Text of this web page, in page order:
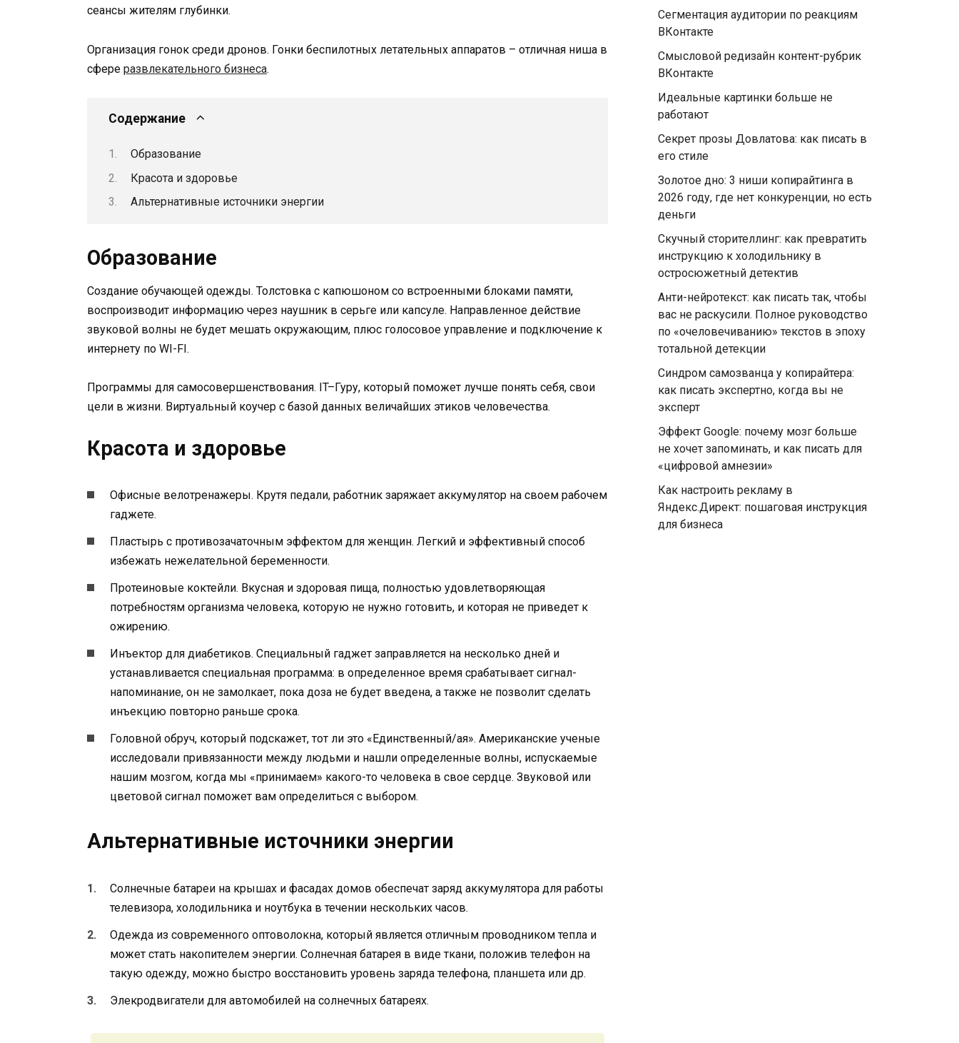
сеансы жителям глубинки.
Организация гонок среди дронов. Гонки беспилотных летательных аппаратов – отличная ниша в
сфере развлекательного бизнеса.
Содержание
Образование
Красота и здоровье
Альтернативные источники энергии
Образование
Создание обучающей одежды. Толстовка с капюшоном со встроенными блоками памяти,
воспроизводит информацию через наушник в серьге или капсуле. Направленное действие
звуковой волны не будет мешать окружающим, плюс голосовое управление и подключение к
интернету по WI-FI.
Программы для самосовершенствования. IT–Гуру, который поможет лучше понять себя, свои
цели в жизни. Виртуальный коучер с базой данных величайших этиков человечества.
Красота и здоровье
Офисные велотренажеры. Крутя педали, работник заряжает аккумулятор на своем рабочем
гаджете.
Пластырь с противозачаточным эффектом для женщин. Легкий и эффективный способ
избежать нежелательной беременности.
Протеиновые коктейли. Вкусная и здоровая пища, полностью удовлетворяющая
потребностям организма человека, которую не нужно готовить, и которая не приведет к
ожирению.
Инъектор для диабетиков. Специальный гаджет заправляется на несколько дней и
устанавливается специальная программа: в определенное время срабатывает сигнал-
напоминание, он не замолкает, пока доза не будет введена, а также не позволит сделать
инъекцию повторно раньше срока.
Головной обруч, который подскажет, тот ли это «Единственный/ая». Американские ученые
исследовали привязанности между людьми и нашли определенные волны, испускаемые
нашим мозгом, когда мы «принимаем» какого-то человека в свое сердце. Звуковой или
цветовой сигнал поможет вам определиться с выбором.
Альтернативные источники энергии
Солнечные батареи на крышах и фасадах домов обеспечат заряд аккумулятора для работы
телевизора, холодильника и ноутбука в течении нескольких часов.
Одежда из современного оптоволокна, который является отличным проводником тепла и
может стать накопителем энергии. Солнечная батарея в виде ткани, положив телефон на
такую одежду, можно быстро восстановить уровень заряда телефона, планшета или др.
Элекродвигатели для автомобилей на солнечных батареях.
Сегментация аудитории по реакциям
ВКонтакте
Смысловой редизайн контент-рубрик
ВКонтакте
Идеальные картинки больше не
работают
Секрет прозы Довлатова: как писать в
его стиле
Золотое дно: 3 ниши копирайтинга в
2026 году, где нет конкуренции, но есть
деньги
Скучный сторителлинг: как превратить
инструкцию к холодильнику в
остросюжетный детектив
Анти-нейротекст: как писать так, чтобы
вас не раскусили. Полное руководство
по «очеловечиванию» текстов в эпоху
тотальной детекции
Синдром самозванца у копирайтера:
как писать экспертно, когда вы не
эксперт
Эффект Google: почему мозг больше
не хочет запоминать, и как писать для
«цифровой амнезии»
Как настроить рекламу в
Яндекс.Директ: пошаговая инструкция
для бизнеса